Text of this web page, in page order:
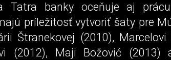
Tatra banky oceňuje aj
príležitosť vytvoriť šaty pre
Štranekovej (2010), Marcelovi
(2012), Maji Božović (2013)